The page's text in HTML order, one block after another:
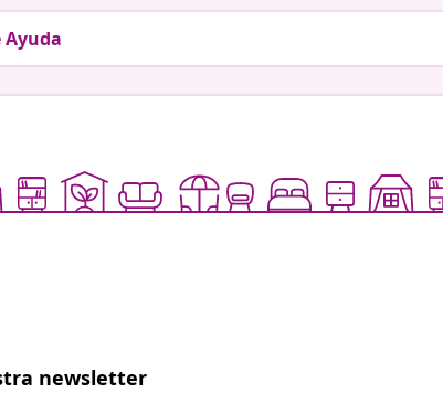
Ayuda
newsletter